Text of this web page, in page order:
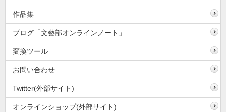
作品集
ブログ「文藝部オンラインノート」
変換ツール
お問い合わせ
Twitter(外部サイト)
オンラインショップ(外部サイト)